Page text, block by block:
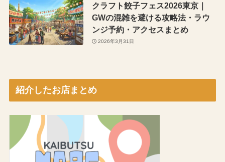
クラフト餃子フェス2026東京｜
GWの混雑を避ける攻略法・ラウ
ンジ予約・アクセスまとめ
2026年3月31日
紹介したお店まとめ